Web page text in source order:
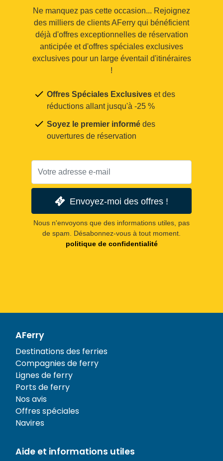
Ne manquez pas cette occasion... Rejoignez
des milliers de clients AFerry qui bénéficient
déjà d'offres exceptionnelles de réservation
anticipée et d'offres spéciales exclusives
exclusives pour un large éventail d'itinéraires
!
Offres Spéciales Exclusives et des
réductions allant jusqu'à -25 %
Soyez le premier informé des
ouvertures de réservation
Envoyez-moi des offres !
Nous n'envoyons que des informations utiles, pas
de spam. Désabonnez-vous à tout moment.
politique de confidentialité
AFerry
Destinations des ferries
Compagnies de ferry
Lignes de ferry
Ports de ferry
Nos avis
Offres spéciales
Navires
Aide et informations utiles